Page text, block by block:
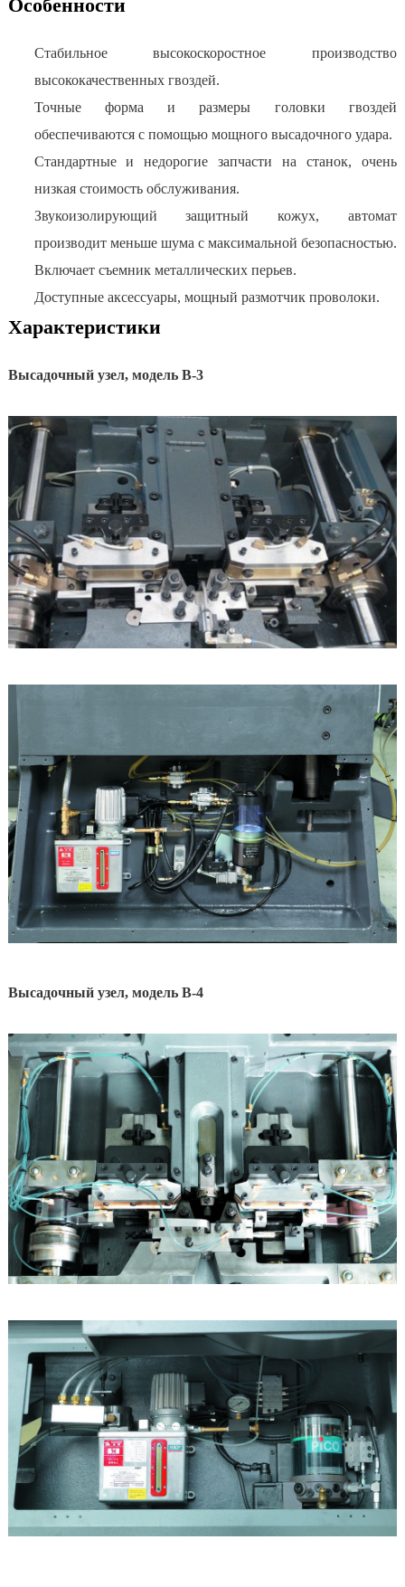
Особенности
Стабильное высокоскоростное производство
высококачественных гвоздей.
Точные форма и размеры головки гвоздей
обеспечиваются с помощью мощного высадочного удара.
Стандартные и недорогие запчасти на станок, очень
низкая стоимость обслуживания.
Звукоизолирующий защитный кожух, автомат
производит меньше шума с максимальной безопасностью.
Включает съемник металлических перьев.
Доступные аксессуары, мощный размотчик проволоки.
Характеристики
Высадочный узел, модель В-3
Высадочный узел, модель В-4